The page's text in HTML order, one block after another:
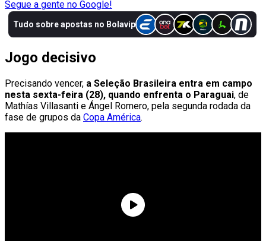
Segue a gente no Google!
Jogo decisivo
Precisando vencer, a Seleção Brasileira entra em campo
nesta sexta-feira (28), quando enfrenta o Paraguai, de
Mathías Villasanti e Ángel Romero, pela segunda rodada da
fase de grupos da Copa América.